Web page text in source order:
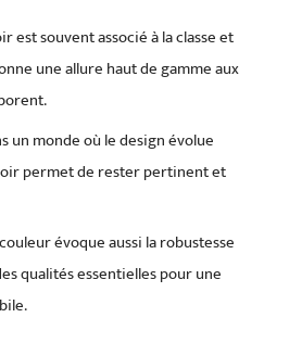
est souvent associé à la classe et
une allure haut de gamme aux
un monde où le design évolue
permet de rester pertinent et
évoque aussi la robustesse
qualités essentielles pour une